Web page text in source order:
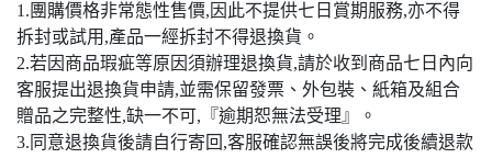
1.團購價格非常態性售價,因此不提供七日賞期服務,亦不得
拆封或試用,產品一經拆封不得退換貨。
2.若因商品瑕疵等原因須辦理退換貨,請於收到商品七日內向
客服提出退換貨申請,並需保留發票、外包裝、紙箱及組合
贈品之完整性,缺一不可,『逾期恕無法受理』。
3.同意退換貨後請自行寄回,客服確認無誤後將完成後續退款